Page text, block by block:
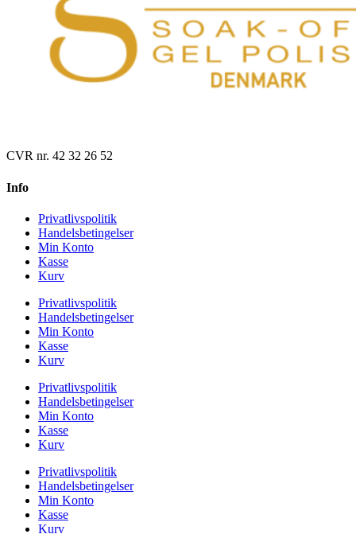
CVR nr. 42 32 26 52
Info
Privatlivspolitik
Handelsbetingelser
Min Konto
Kasse
Kurv
Privatlivspolitik
Handelsbetingelser
Min Konto
Kasse
Kurv
Privatlivspolitik
Handelsbetingelser
Min Konto
Kasse
Kurv
Privatlivspolitik
Handelsbetingelser
Min Konto
Kasse
Kurv